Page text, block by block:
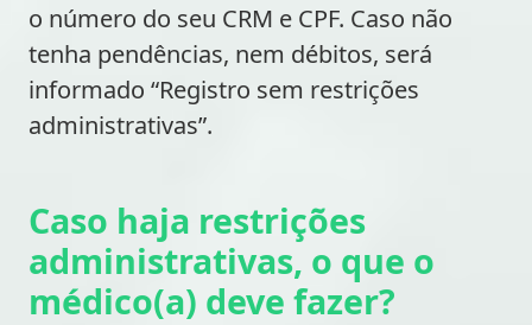
o número do seu CRM e CPF. Caso não
tenha pendências, nem débitos, será
informado “Registro sem restrições
administrativas”.
Caso haja restrições
administrativas, o que o
médico(a) deve fazer?